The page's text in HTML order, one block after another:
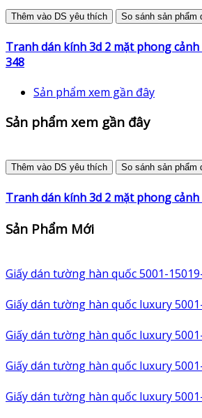
Thêm vào DS yêu thích So sánh sản phẩm
Tranh dán kính 3d 2 mặt phong
348
Sản phẩm xem gần đây
Sản phẩm xem gần đây
Thêm vào DS yêu thích So sánh sản phẩm
Tranh dán kính 3d 2 mặt phong cảnh
Sản Phẩm Mới
Giấy dán tường hàn quốc 5001-
Giấy dán tường hàn quốc luxury
Giấy dán tường hàn quốc luxury
Giấy dán tường hàn quốc luxury
Giấy dán tường hàn quốc luxury